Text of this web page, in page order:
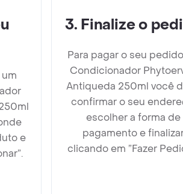
e
3. Finalize o
Para pagar o seu
Condicionador
Antiqueda 250ml você
confirmar o seu
escolher a forma de
pagamento e
clicando em ”Fazer